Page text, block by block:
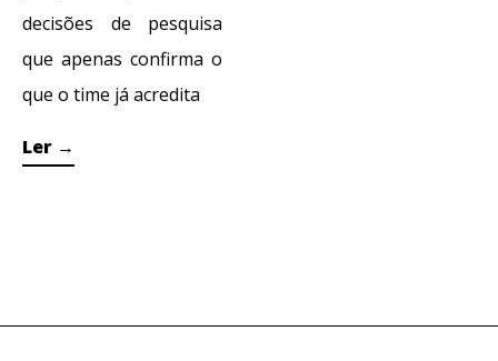
decisões de pesquisa
que apenas confirma o
que o time já acredita
Ler →